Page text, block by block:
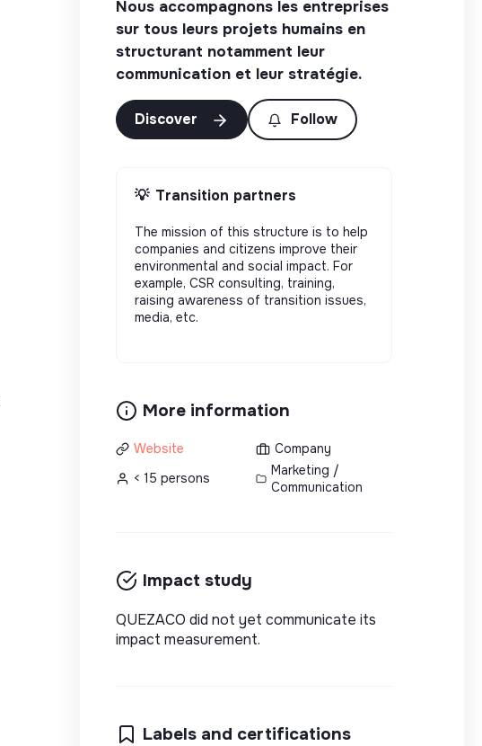
Nous accompagnons les entreprises
sur tous leurs projets humains en
structurant notamment leur
communication et leur stratégie.
Discover Follow
💡 Transition partners
The mission of this structure is to help
companies and citizens improve their
environmental and social impact. For
example, CSR consulting, training,
raising awareness of transition issues,
media, etc.
More information
Website
Company
< 15 persons
Marketing /
Communication
Impact study
QUEZACO did not yet communicate its
impact measurement.
Labels and certifications